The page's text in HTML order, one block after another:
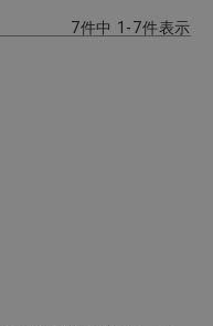
7件中 1 -7件表示